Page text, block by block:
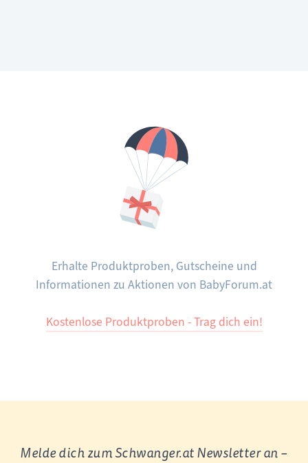
Erhalte Produktproben, Gutscheine und
Informationen zu Aktionen von BabyForum.at
Kostenlose Produktproben - Trag dich ein!
Melde dich zum Schwanger.at Newsletter an –